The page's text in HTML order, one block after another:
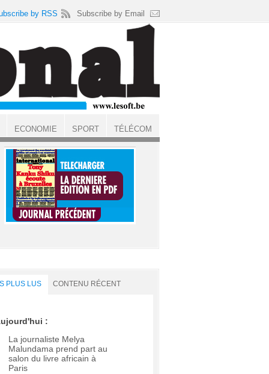
PLUS LUS CONTENU RÉCENT
:
La journaliste Melya
Malundama prend part au
salon du livre africain à
Paris
by RSS Subscribe by Email
ECONOMIE SPORT TÉLÉCOM